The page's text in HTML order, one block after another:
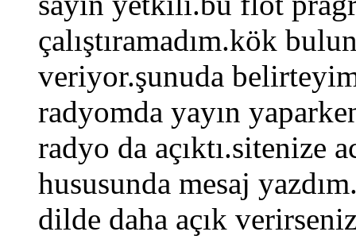
çalıştıramadım.kök
veriyor.şunuda
radyomda yayın
radyo da açıktı.sitenize
hususunda mesaj
dilde daha açık